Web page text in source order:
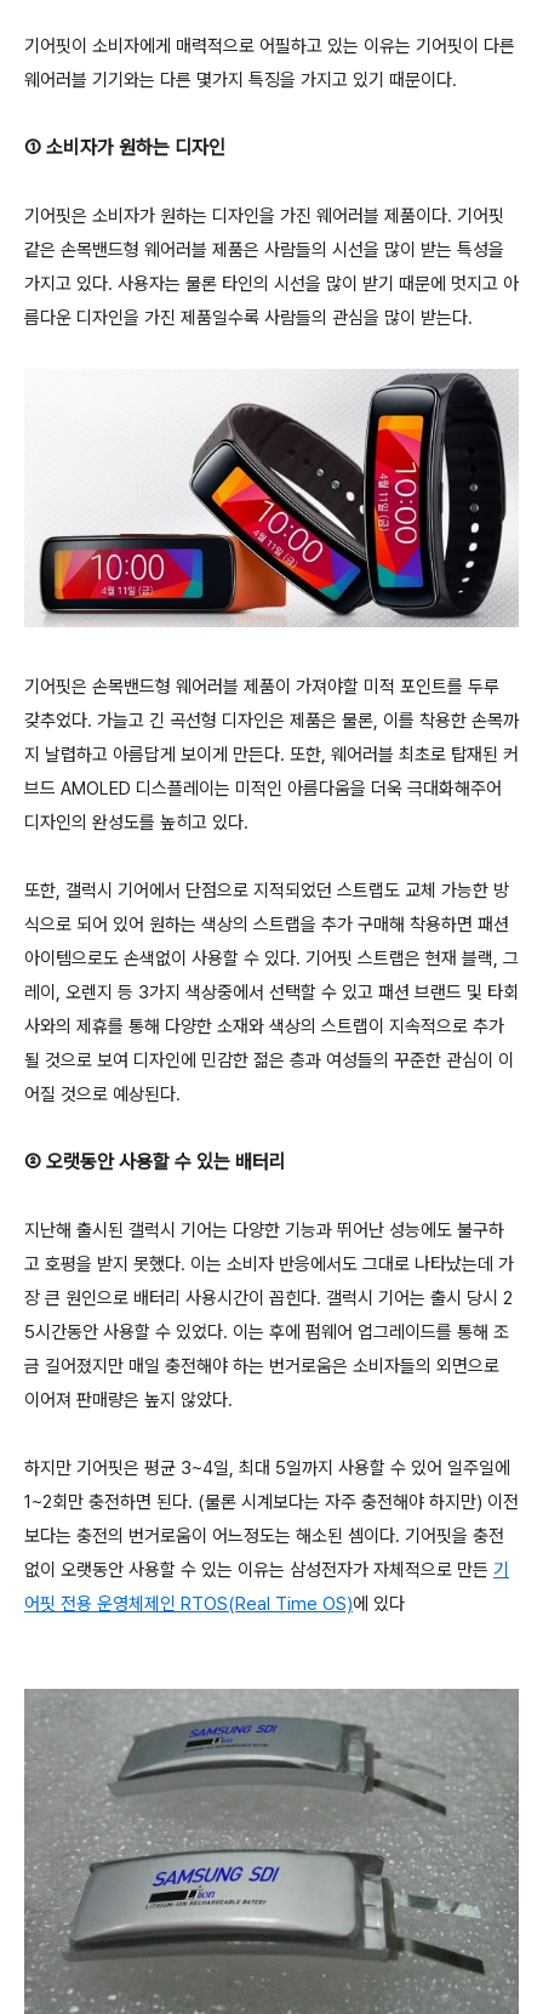
기어핏이 소비자에게 매력적으로 어필하고 있는 이유는 기어핏이 다른
웨어러블 기기와는 다른 몇가지 특징을 가지고 있기 때문이다.
① 소비자가 원하는 디자인
기어핏은 소비자가 원하는 디자인을 가진 웨어러블 제품이다. 기어핏
같은 손목밴드형 웨어러블 제품은 사람들의 시선을 많이 받는 특성을
가지고 있다. 사용자는 물론 타인의 시선을 많이 받기 때문에 멋지고 아
름다운 디자인을 가진 제품일수록 사람들의 관심을 많이 받는다.
기어핏은 손목밴드형 웨어러블 제품이 가져야할 미적 포인트를 두루
갖추었다. 가늘고 긴 곡선형 디자인은 제품은 물론, 이를 착용한 손목까
지 날렵하고 아름답게 보이게 만든다. 또한, 웨어러블 최초로 탑재된 커
브드 AMOLED 디스플레이는 미적인 아름다움을 더욱 극대화해주어
디자인의 완성도를 높히고 있다.
또한, 갤럭시 기어에서 단점으로 지적되었던 스트랩도 교체 가능한 방
식으로 되어 있어 원하는 색상의 스트랩을 추가 구매해 착용하면 패션
아이템으로도 손색없이 사용할 수 있다. 기어핏 스트랩은 현재 블랙, 그
레이, 오렌지 등 3가지 색상중에서 선택할 수 있고 패션 브랜드 및 타회
사와의 제휴를 통해 다양한 소재와 색상의 스트랩이 지속적으로 추가
될 것으로 보여 디자인에 민감한 젊은 층과 여성들의 꾸준한 관심이 이
어질 것으로 예상된다.
② 오랫동안 사용할 수 있는 배터리
지난해 출시된 갤럭시 기어는 다양한 기능과 뛰어난 성능에도 불구하
고 호평을 받지 못했다. 이는 소비자 반응에서도 그대로 나타났는데 가
장 큰 원인으로 배터리 사용시간이 꼽힌다. 갤럭시 기어는 출시 당시 2
5시간동안 사용할 수 있었다. 이는 후에 펌웨어 업그레이드를 통해 조
금 길어졌지만 매일 충전해야 하는 번거로움은 소비자들의 외면으로
이어져 판매량은 높지 않았다.
하지만 기어핏은 평균 3~4일, 최대 5일까지 사용할 수 있어 일주일에
1~2회만 충전하면 된다. (물론 시계보다는 자주 충전해야 하지만) 이전
보다는 충전의 번거로움이 어느정도는 해소된 셈이다. 기어핏을 충전
없이 오랫동안 사용할 수 있는 이유는 삼성전자가 자체적으로 만든 기
어핏 전용 운영체제인 RTOS(Real Time OS)에 있다